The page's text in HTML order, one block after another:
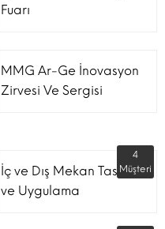
Fuarı
MMG Ar-Ge İnovasyon
Zirvesi Ve Sergisi
İç ve Dış Mekan Tasarım
ve Uygulama
4
Müşteri